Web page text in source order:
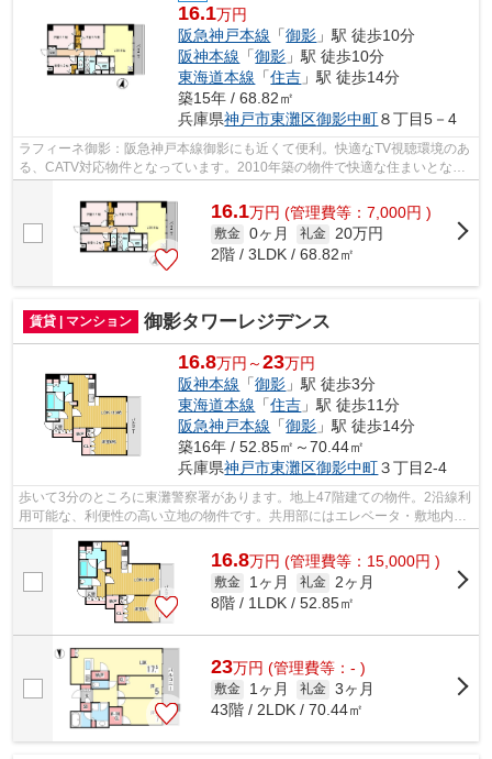
16.1万円
阪急神戸本線 「御影 」駅 徒歩10分
阪神本線 「御影 」駅 徒歩10分
東海道本線 「住吉 」駅 徒歩14分
築15年 / 68.82㎡
兵庫県神戸市東灘区御影中町８丁目5－4
ラフィーネ御影：阪急神戸本線御影にも近くて便利。快適なTV視聴環境のあ
る、CATV対応物件となっています。2010年築の物件で快適な住まいとなっ
ています。駐輪場も用意されており、使...
16.1万円 (管理費等：7,000円 )
敷金 0ヶ月 礼金 20万円
2階 / 3LDK / 68.82㎡
賃貸 | マンション 御影タワーレジデンス
16.8万円～23万円
阪神本線 「御影 」駅 徒歩3分
東海道本線 「住吉 」駅 徒歩11分
阪急神戸本線 「御影 」駅 徒歩14分
築16年 / 52.85㎡～70.44㎡
兵庫県神戸市東灘区御影中町３丁目2-4
歩いて3分のところに東灘警察署があります。地上47階建ての物件。2沿線利
用可能な、利便性の高い立地の物件です。共用部にはエレベータ・敷地内ご
み置き場などが備わっておりとても充...
16.8万円 (管理費等：15,000円 )
敷金 1ヶ月 礼金 2ヶ月
8階 / 1LDK / 52.85㎡
23万円 (管理費等：- )
敷金 1ヶ月 礼金 3ヶ月
43階 / 2LDK / 70.44㎡